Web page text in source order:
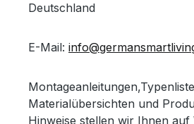
Deutschland
E-Mail:
Materialübersichten und
Hinweise stellen wir Ihnen auf